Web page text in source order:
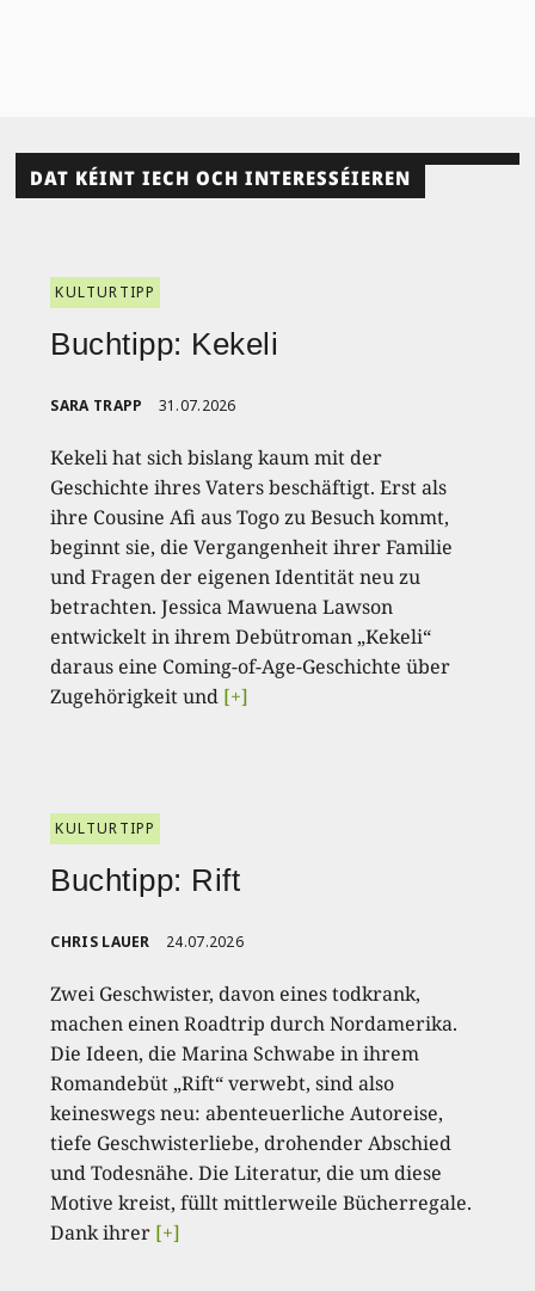
DAT KÉINT IECH OCH INTERESSÉIEREN
KULTURTIPP
Buchtipp: Kekeli
SARA TRAPP 31.07.2026
Kekeli hat sich bislang kaum mit der
Geschichte ihres Vaters beschäftigt. Erst als
ihre Cousine Afi aus Togo zu Besuch kommt,
beginnt sie, die Vergangenheit ihrer Familie
und Fragen der eigenen Identität neu zu
betrachten. Jessica Mawuena Lawson
entwickelt in ihrem Debütroman „Kekeli“
daraus eine Coming-of-Age-Geschichte über
Zugehörigkeit und [+]
KULTURTIPP
Buchtipp: Rift
CHRIS LAUER 24.07.2026
Zwei Geschwister, davon eines todkrank,
machen einen Roadtrip durch Nordamerika.
Die Ideen, die Marina Schwabe in ihrem
Romandebüt „Rift“ verwebt, sind also
keineswegs neu: abenteuerliche Autoreise,
tiefe Geschwisterliebe, drohender Abschied
und Todesnähe. Die Literatur, die um diese
Motive kreist, füllt mittlerweile Bücherregale.
Dank ihrer [+]